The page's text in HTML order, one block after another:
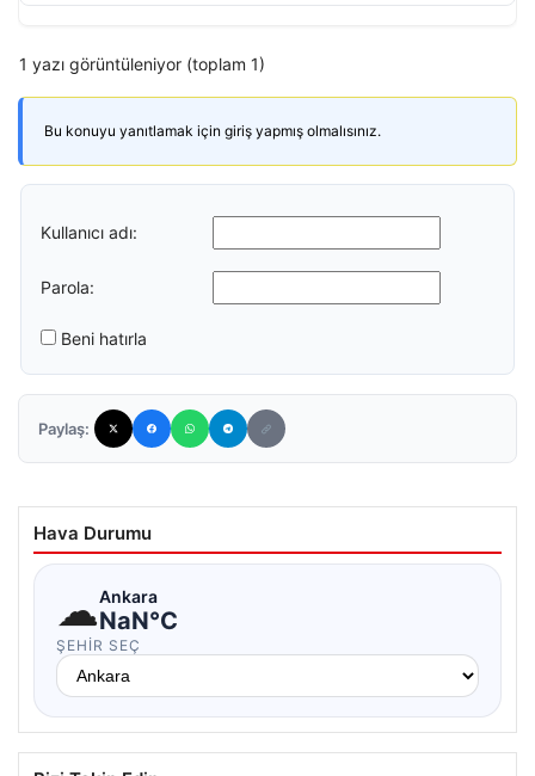
1 yazı görüntüleniyor (toplam 1)
Bu konuyu yanıtlamak için giriş yapmış olmalısınız.
Kullanıcı adı:
Parola:
Beni hatırla
Paylaş:
Hava Durumu
☁Ankara
NaN°C
ŞEHIR SEÇ